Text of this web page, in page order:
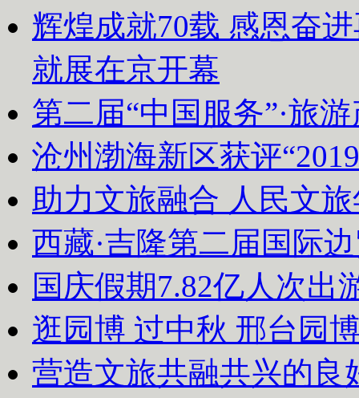
辉煌成就70载 感恩奋
就展在京开幕
第二届“中国服务”·旅
沧州渤海新区获评
助力文旅融合 人民文
西藏·吉隆第二届国际
国庆假期7.82亿人次出
逛园博 过中秋 邢台园
营造文旅共融共兴的良